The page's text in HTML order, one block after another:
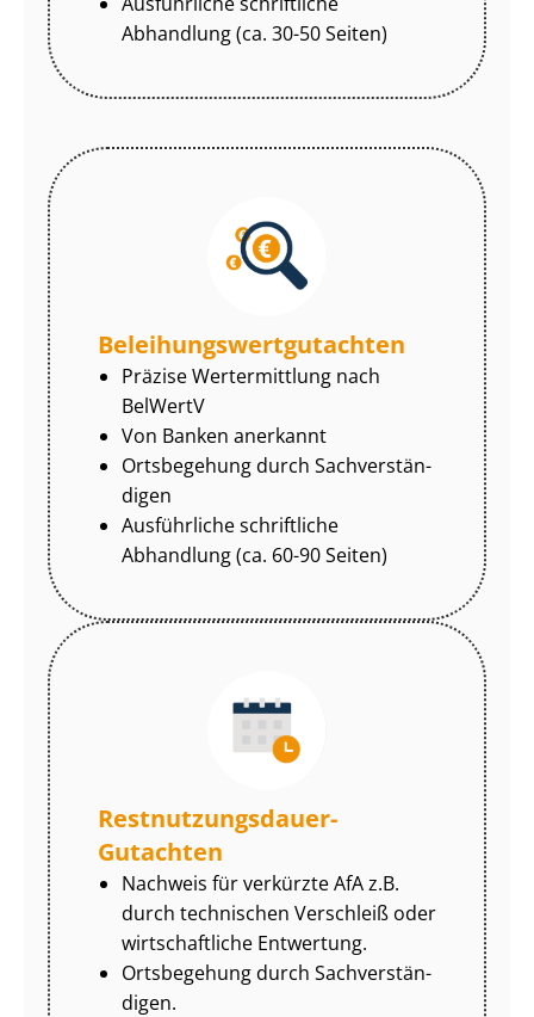
Abhandlung (ca. 30-50 Seiten)
Be­lei­hungs­wert­gut­ach­ten
Präzise Wertermittlung nach
BelWertV
Von Banken anerkannt
Ortsbegehung durch Sach­ver­stän­
di­gen
Ausführliche schriftliche
Abhandlung (ca. 60-90 Seiten)
Rest­nut­zungs­dau­er-
Gutachten
Nachweis für verkürzte AfA z.B.
durch technischen Verschleiß oder
wirtschaftliche Entwertung.
Ortsbegehung durch Sach­ver­stän­
di­gen.